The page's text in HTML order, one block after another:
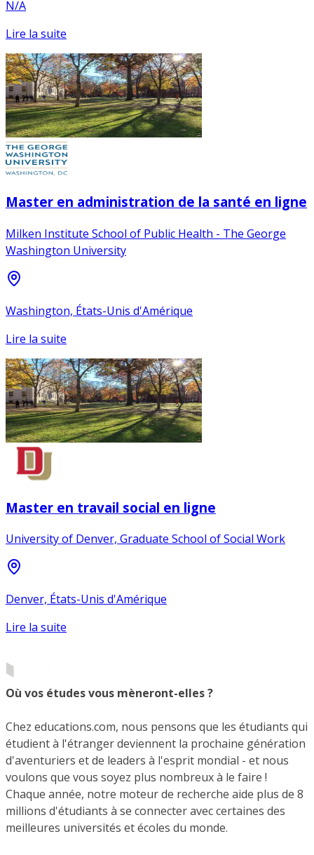
N/A
Lire la suite
Master en administration de la santé en ligne
Milken Institute School of Public Health - The George
Washington University
Washington, États-Unis d'Amérique
Lire la suite
Master en travail social en ligne
University of Denver, Graduate School of Social Work
Denver, États-Unis d'Amérique
Lire la suite
Où vos études vous mèneront-elles ?
Chez educations.com, nous pensons que les étudiants qui
étudient à l'étranger deviennent la prochaine génération
d'aventuriers et de leaders à l'esprit mondial - et nous
voulons que vous soyez plus nombreux à le faire !
Chaque année, notre moteur de recherche aide plus de 8
millions d'étudiants à se connecter avec certaines des
meilleures universités et écoles du monde.